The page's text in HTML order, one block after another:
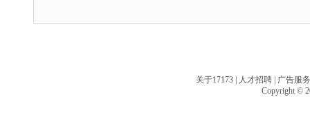
关于17173 | 人才招聘 | 广告服务
Copyright ©